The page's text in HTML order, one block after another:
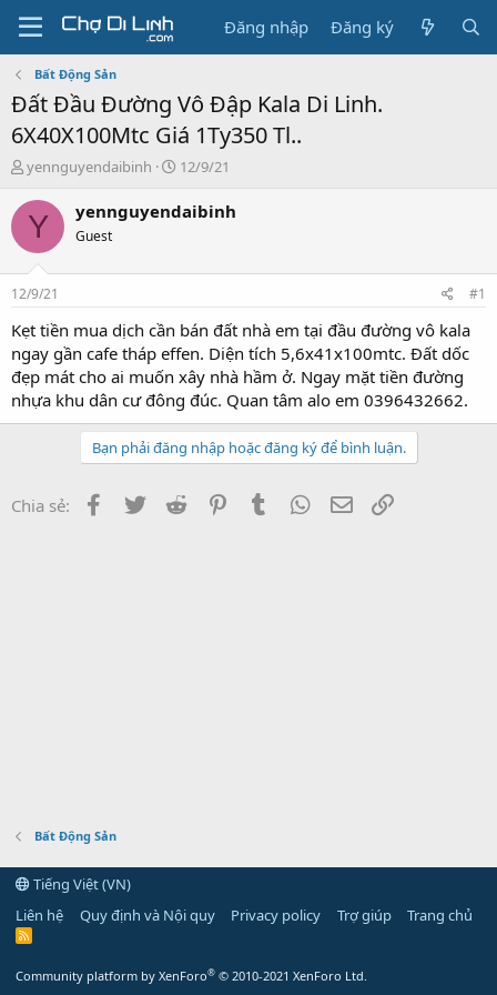
Đăng nhập Đăng ký
Bất Động Sản
Đất Đầu Đường Vô Đập Kala Di Linh.
6X40X100Mtc Giá 1Ty350 Tl..
T
r
e
a
s
t
a
r
t
e
r
yennguyendaibinh
N
à
12/9/21
Y yennguyendaibinh
Guest
12/9/21 #1
Kẹt tiền mua dịch cần bán đất nhà em tại đầu đường vô kala
ngay gần cafe tháp effen. Diện tích 5,6x41x100mtc. Đất dốc
đẹp mát cho ai muốn xây nhà hầm ở. Ngay mặt tiền đường
nhựa khu dân cư đông đúc. Quan tâm alo em 0396432662.
Bạn phải đăng nhập hoặc đăng ký để bình luận.
Chia sẻ: Facebook
Twitter Reddit PinterestTumblr WhatsApp
Email
Bất Động Sản
Tiếng Việt (VN)
Liên hệ
Quy định và Nội quy Privacy policy Trợ giúp Trang chủ
R
Community platform by XenForo® © 2010-2021 XenForo Ltd.